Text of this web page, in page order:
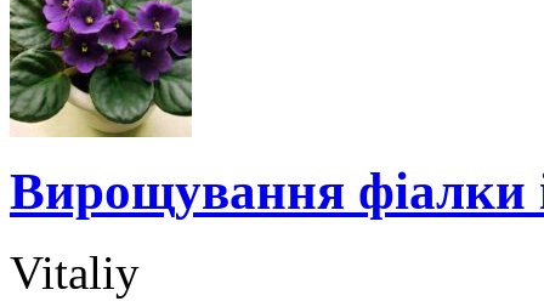
Вирощування фіалки
Vitaliy